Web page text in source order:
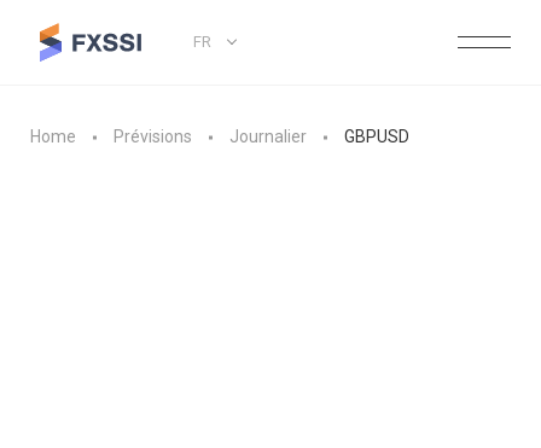
FR
Home Prévisions Journalier GBPUSD